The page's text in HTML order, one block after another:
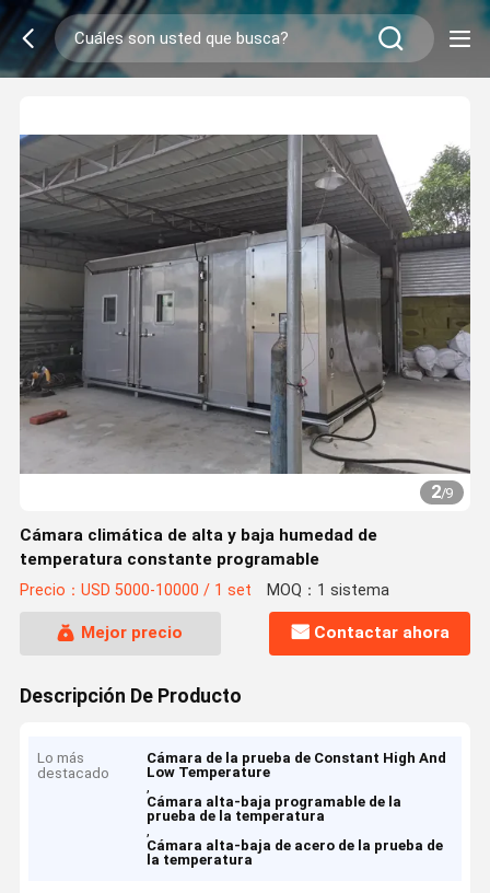
2/9
Cámara climática de alta y baja humedad de
temperatura constante programable
Precio：USD 5000-10000 / 1 set MOQ：1 sistema
Mejor precio Contactar ahora
Descripción De Producto
Lo más
destacado
Cámara de la prueba de Constant High And
Low Temperature
,
Cámara alta-baja programable de la
prueba de la temperatura
,
Cámara alta-baja de acero de la prueba de
la temperatura